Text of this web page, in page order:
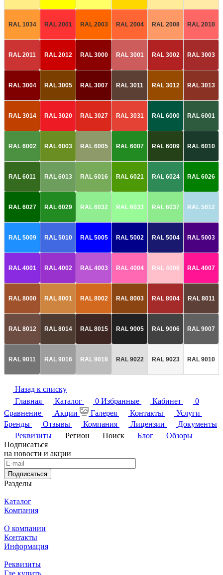
RAL 1034 RAL 2001 RAL 2003 RAL 2004 RAL 2008 RAL 2010
RAL 2011 RAL 2012 RAL 3000 RAL 3001 RAL 3002 RAL 3003
RAL 3004 RAL 3005 RAL 3007 RAL 3011 RAL 3012 RAL 3013
RAL 3014 RAL 3020 RAL 3027 RAL 3031 RAL 6000 RAL 6001
RAL 6002 RAL 6003 RAL 6005 RAL 6007 RAL 6009 RAL 6010
RAL 6011 RAL 6013 RAL 6016 RAL 6021 RAL 6024 RAL 6026
RAL 6027 RAL 6029 RAL 6032 RAL 6033 RAL 6037 RAL 5012
RAL 5009 RAL 5010 RAL 5005 RAL 5002 RAL 5004 RAL 5003
RAL 4001 RAL 4002 RAL 4003 RAL 4004 RAL 4006 RAL 4007
RAL 8000 RAL 8001 RAL 8002 RAL 8003 RAL 8004 RAL 8011
RAL 8012 RAL 8014 RAL 8015 RAL 9005 RAL 9006 RAL 9007
RAL 9011 RAL 9016 RAL 9018 RAL 9022 RAL 9023 RAL 9010
Назад к списку
Главная
Каталог 0 Избранные Кабинет
0
Сравнение
Акции Галерея Контакты
Услуги
Бренды
Отзывы Компания Лицензии
Документы
Реквизиты
Регион Поиск Блог
Обзоры
Подписаться
на новости и акции
Подписаться
Разделы
Каталог
Компания
О компании
Контакты
Информация
Реквизиты
Где купить